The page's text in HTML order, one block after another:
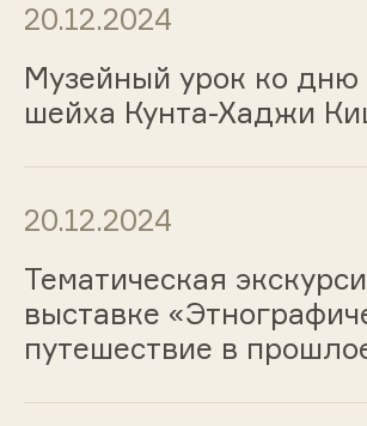
20.12.2024
Музейный урок ко дню
шейха Кунта-Хаджи
20.12.2024
Тематическая
выставке
путешествие в